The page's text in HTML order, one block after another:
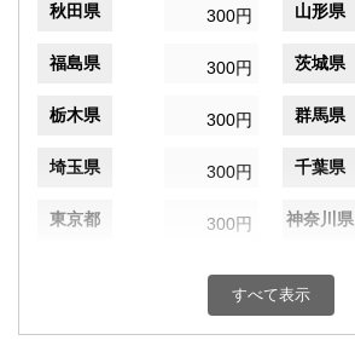
秋田県 300円 山形県
福島県 300円 茨城県
栃木県 300円 群馬県
埼玉県 300円 千葉県
東京都 300円 神奈川県
300円 富山県
すべて表示